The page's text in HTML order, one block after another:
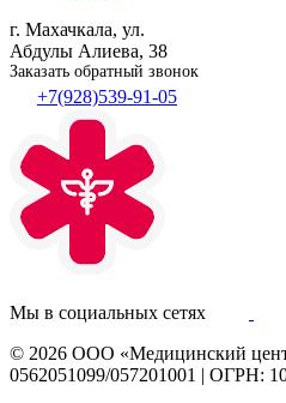
г. Махачкала, ул.
Абдулы Алиева, 38
Заказать обратный звонок
+7(928)539-91-05
Мы в социальных сетях
© 2026 ООО «Медицинский
0562051099/057201001 | ОГРН: